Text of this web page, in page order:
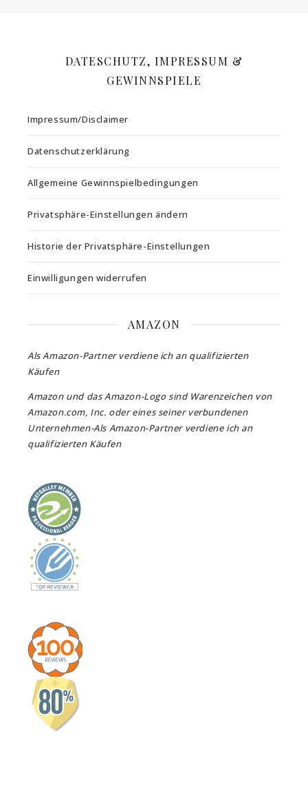
DATESCHUTZ, IMPRESSUM &
GEWINNSPIELE
Impressum/Disclaimer
Datenschutzerklärung
Allgemeine Gewinnspielbedingungen
Privatsphäre-Einstellungen ändern
Historie der Privatsphäre-Einstellungen
Einwilligungen widerrufen
AMAZON
Als Amazon-Partner verdiene ich an qualifizierten
Käufen
Amazon und das Amazon-Logo sind Warenzeichen von
Amazon.com, Inc. oder eines seiner verbundenen
Unternehmen-Als Amazon-Partner verdiene ich an
qualifizierten Käufen